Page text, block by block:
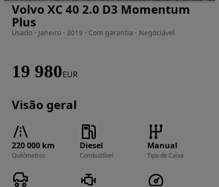
Imagem 1 de 43
Volvo XC 40 2.0 D3 Momentum
Plus
Usado · Janeiro · 2019 · Com garantia · Negociável
19 980EUR
Visão geral
220 000 km
Quilómetros
Diesel
Combustível
Manual
Tipo de Caixa